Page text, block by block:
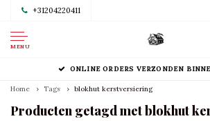
+31204220411
MENU
ONLINE ORDERS VERZONDEN
Home Tags blokhut kerstversiering
Producten getagd met blokhut